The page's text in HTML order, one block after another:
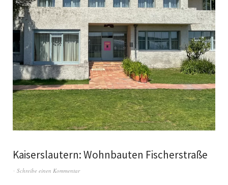
Kaiserslautern: Wohnbauten Fischerstraße
Schreibe einen Kommentar